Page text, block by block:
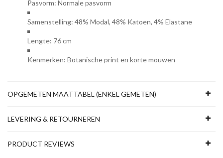
Pasvorm: Normale pasvorm
Samenstelling: 48% Modal, 48% Katoen, 4% Elastane
Lengte: 76 cm
Kenmerken: Botanische print en korte mouwen
OPGEMETEN MAATTABEL (ENKEL GEMETEN)
LEVERING & RETOURNEREN
PRODUCT REVIEWS